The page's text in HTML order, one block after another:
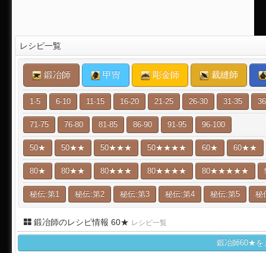
レシピ一覧
鍛冶師 甲冑 彫金師 裁縫師
1-5 6-10 11-15 16-20 21-25 26-30 31-35
71-75 76-80 81-85 86-90 91-95 96-100
50★ 50★★ 50★★★ 50★★★★ 60★ 60★★
80★ 80★★ 80★★★ 80★★★★ 80★★★★★
秘伝:第1 秘伝:第2 秘伝:第3 秘伝:第4 秘伝:第5 秘
鍛冶師のレシピ情報 60★ レシピ一覧
鍛冶師60★を